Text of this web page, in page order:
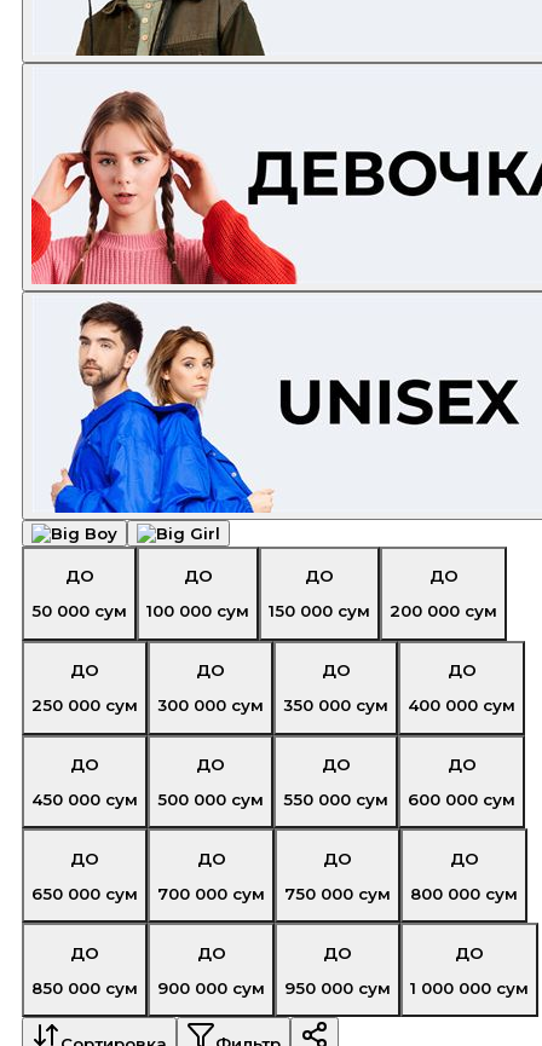
ДО
50 000 сум
ДО
100 000 сум
ДО
150 000 сум
ДО
200 000 сум
ДО
250 000 сум
ДО
300 000 сум
ДО
350 000 сум
ДО
400 000 сум
ДО
450 000 сум
ДО
500 000 сум
ДО
550 000 сум
ДО
600 000 сум
ДО
650 000 сум
ДО
700 000 сум
ДО
750 000 сум
ДО
800 000 сум
ДО
850 000 сум
ДО
900 000 сум
ДО
950 000 сум
ДО
1 000 000 сум